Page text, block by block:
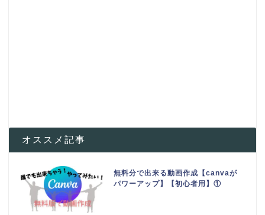
オススメ記事
無料分で出来る動画作成【canvaが
パワーアップ】【初心者用】①